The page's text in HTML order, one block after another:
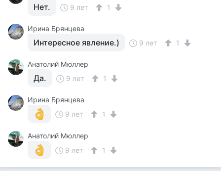
Нет. 9 лет 1
Ирина Брянцева
Интересное явление.) 9 лет 1
Анатолий Мюллер
Да. 9 лет 1
Ирина Брянцева
9 лет
1
Анатолий Мюллер
9 лет
1